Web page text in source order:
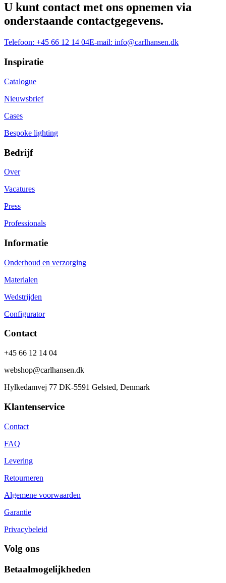
U kunt contact met ons opnemen via
onderstaande contactgegevens.
Telefoon: +45 66 12 14 04E-mail: info@carlhansen.dk
Inspiratie
Catalogue
Nieuwsbrief
Cases
Bespoke lighting
Bedrijf
Over
Vacatures
Press
Professionals
Informatie
Onderhoud en verzorging
Materialen
Wedstrijden
Configurator
Contact
+45 66 12 14 04
webshop@carlhansen.dk
Hylkedamvej 77 DK-5591 Gelsted, Denmark
Klantenservice
Contact
FAQ
Levering
Retourneren
Algemene voorwaarden
Garantie
Privacybeleid
Volg ons
Betaalmogelijkheden